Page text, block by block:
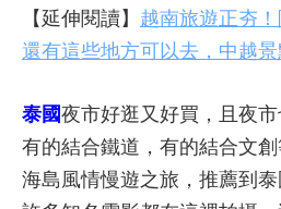
【延伸閱讀】 越南旅遊正夯
還有這些地方可以去，中越
泰國夜市好逛又好買，且夜市
有的結合鐵道，有的結合文
海島風情慢遊之旅，推薦到